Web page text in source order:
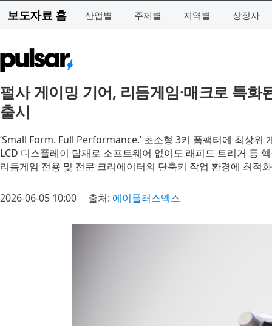
보도자료 홈 산업별 주제별 지역별 상장사
펄사 게이밍 기어, 리듬게임·매크로 특
출시
‘Small Form. Full Performance.’ 초소형 3키 폼팩터에 최상위
LCD 디스플레이 탑재로 소프트웨어 없이도 래피드 트리거 등
리듬게임 전용 및 전문 크리에이터의 단축키 작업 환경에 최적화
2026-06-05 10:00 출처: 에이플러스엑스